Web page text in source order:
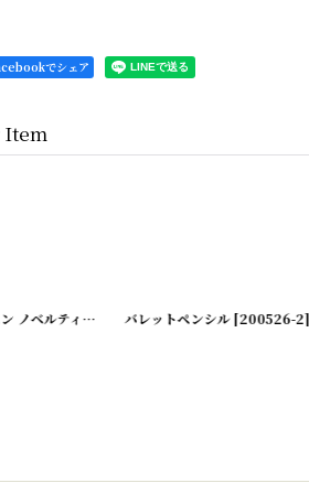
でシェア
Item
3] ビンテージ ボールペン ノベルティー/アドバタイジング [210729-3]
バレットペンシル [200526-2]